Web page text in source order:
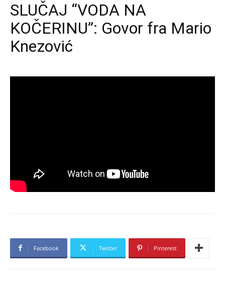
SLUČAJ “VODA NA
KOČERINU”: Govor fra Mario
Knezović
Facebook Twitter Pinterest